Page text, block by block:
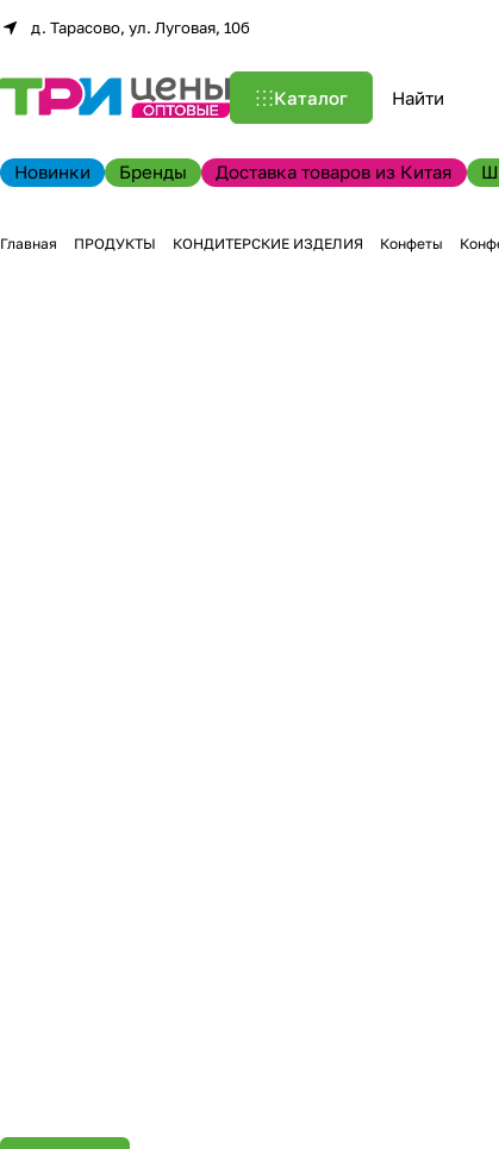
д. Тарасово, ул. Луговая, 10б
Каталог
Новинки Бренды Доставка товаров из Китая
Главная ПРОДУКТЫ КОНДИТЕРСКИЕ ИЗДЕЛИЯ Конфеты